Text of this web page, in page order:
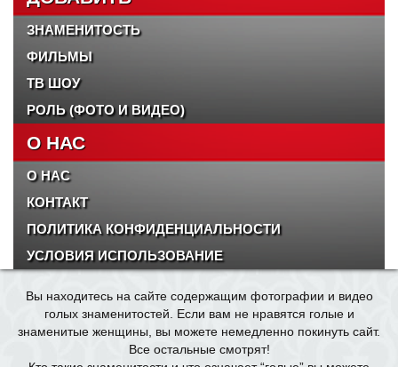
ЗНАМЕНИТОСТЬ
ФИЛЬМЫ
ТВ ШОУ
РОЛЬ (ФОТО И ВИДЕО)
О НАС
О НАС
КОНТАКТ
ПОЛИТИКА КОНФИДЕНЦИАЛЬНОСТИ
УСЛОВИЯ ИСПОЛЬЗОВАНИЕ
Вы находитесь на сайте содержащим фотографии и видео
голых знаменитостей. Если вам не нравятся голые и
знаменитые женщины, вы можете немедленно покинуть сайт.
Все остальные смотрят!